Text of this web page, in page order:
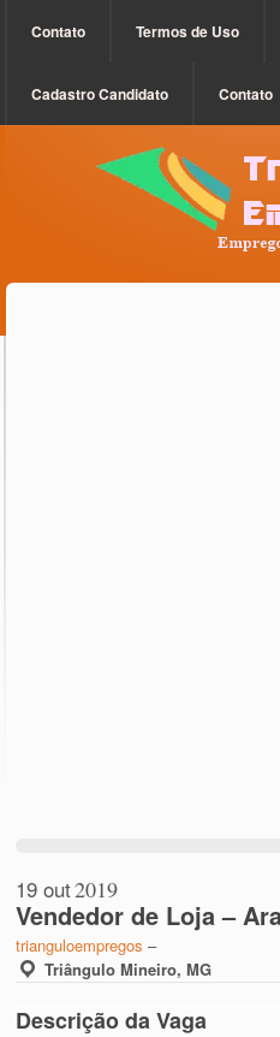
Contato Termos de Uso
Cadastro Candidato Contato
19 out2019
Vendedor de Loja –
trianguloempregos –
Triângulo Mineiro, MG
Descrição da Vaga